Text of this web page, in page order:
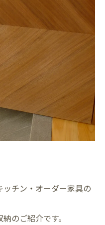
チン・オーダー家具の
のご紹介です。